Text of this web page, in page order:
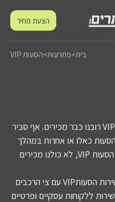
הצעת מחיר
בית>פתרונות>הסעות VIP
את האופציה של הזמנת הסעות VIP רובנו כבר מכירים. אף סביר
כאלו או אחרות במהלך
חיינו. נסיעה מפנקת המוגדרת – הסעות VIP, לא כולנו מכירים
בואו והצטרפו עוד היום ותהנו משירות הסעותVIP עם צי הרכבים
ללקוחות עסקיים ופרטיים